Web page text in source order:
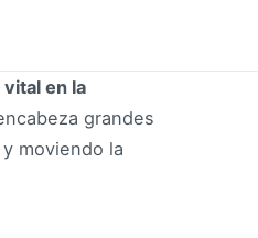
en la
grandes
moviendo la